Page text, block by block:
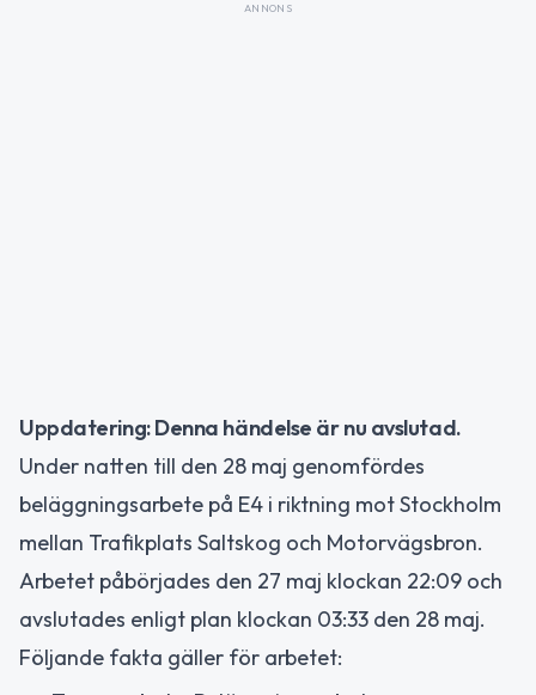
ANNONS
Uppdatering: Denna händelse är nu avslutad.
Under natten till den 28 maj genomfördes
beläggningsarbete på E4 i riktning mot Stockholm
mellan Trafikplats Saltskog och Motorvägsbron.
Arbetet påbörjades den 27 maj klockan 22:09 och
avslutades enligt plan klockan 03:33 den 28 maj.
Följande fakta gäller för arbetet: